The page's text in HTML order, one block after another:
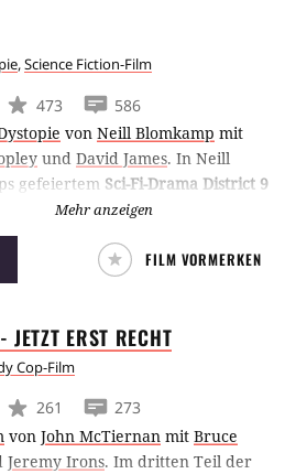
,Science Fiction-Film
473
586
von Neill Blomkamp mit
und David James. In Neill
gefeiertem Sci-Fi-Drama District 9
als gerade so geduldete
in Ghettos am Rande von
Mehr anzeigen
FILM VORMERKEN
ERST RECHT
Cop-Film
261
273
von John McTiernan mit Bruce
Jeremy Irons. Im dritten Teil der